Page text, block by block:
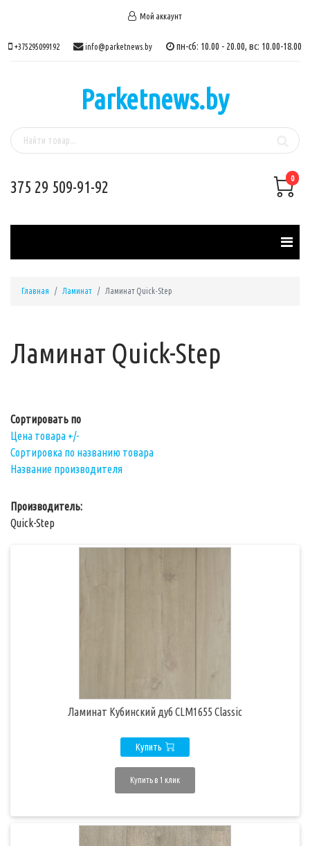
Мой аккаунт
+375295099192 info@parketnews.by пн-сб: 10.00 - 20.00, вс: 10.00-18.00
Parketnews.by
375 29 509-91-92 0
Главная Ламинат Ламинат Quick-Step
Ламинат Quick-Step
Сортировать по
Цена товара +/-
Сортировка по названию товара
Название производителя
Производитель:
Quick-Step
Ламинат Кубинский дуб CLM1655 Classic
Купить
Купить в 1 клик